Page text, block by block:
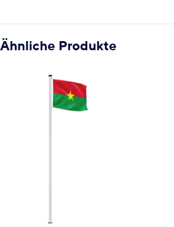
Ähnliche Produkte